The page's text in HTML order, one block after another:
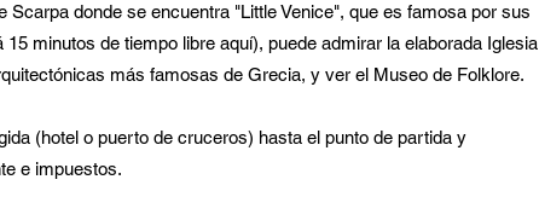
donde se encuentra "Little Venice", que es famosa por sus
minutos de tiempo libre aquí), puede admirar la elaborada Iglesia
más famosas de Grecia, y ver el Museo de Folklore.
(hotel o puerto de cruceros) hasta el punto de partida y
e impuestos.